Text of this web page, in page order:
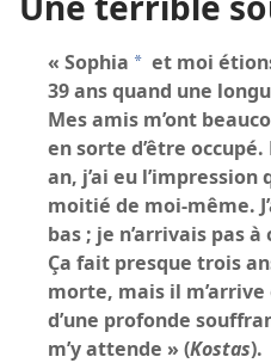
« Sophia a et moi
39 ans quand une
Mes amis m’ont
en sorte d’être
an, j’ai eu l’impression
moitié de moi-​même.
bas ; je n’arrivais pas
Ça fait presque trois
morte, mais il m’arrive
d’une profonde
m’y attende » (Kostas).